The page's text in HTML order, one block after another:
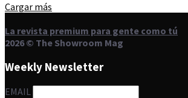
Cargar más
La revista premium para gente como tú
2026 © The Showroom Mag
Weekly Newsletter
EMAIL